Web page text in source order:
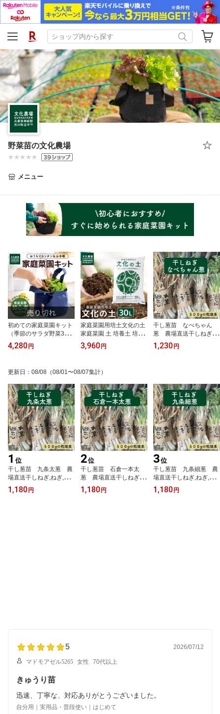
野菜苗の文化農場
メニュー
初めての家庭菜園キット
（季節のサラダ野菜3
種）家庭菜園 キッチンガ
ーデン 野菜苗 ベランダ
ポタジェガーデン 夏休み
4,280 円
家庭菜園用培土文化の土
家庭菜園 土 培養土 培土
初心者 元肥入り はじめ
ての家庭菜園 キッチンガ
3,960 円
干し葱苗 なべちゃん
葱 農場直送干しねぎ,ね
ぎ,なべちゃん葱,根深葱,
鍋,野菜苗,葱苗,冬野菜苗,
1,230 円
更新日 ： 08/08 （08/01〜08/07集計）
1 位
干し葱苗 九条太葱 農
場直送干しねぎ,ねぎ,特
産葱,根深葱,葉葱,鍋,野菜
苗,葱苗,冬野菜苗,秋野菜
1,180 円
2位
干し葱苗 石倉一本太
葱 農場直送干しねぎ,ね
ぎ,根深葱,葉葱,鍋,野菜苗,
葱苗,冬野菜苗,秋野菜苗,
1,180 円
3位
干し葱苗 九条細葱 農
場直送干しねぎ,ねぎ,特
産葱,葉葱,薬味,野菜苗,葱
苗,冬野菜苗,秋野菜苗,九
1,180 円
5 2026/07/12
マドモアゼル5265 女性 70代以上
きゅうり苗
迅速、丁寧な、対応ありがとうございました。
自分用｜実用品・普段使い｜はじめて